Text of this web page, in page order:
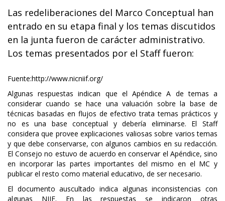
Las redeliberaciones del Marco Conceptual han
entrado en su etapa final y los temas discutidos
en la junta fueron de carácter administrativo.
Los temas presentados por el Staff fueron:
Fuente:http://www.nicniif.org/
Algunas respuestas indican que el Apéndice A de temas a
considerar cuando se hace una valuación sobre la base de
técnicas basadas en flujos de efectivo trata temas prácticos y
no es una base conceptual y debería eliminarse. El Staff
considera que provee explicaciones valiosas sobre varios temas
y que debe conservarse, con algunos cambios en su redacción.
El Consejo no estuvo de acuerdo en conservar el Apéndice, sino
en incorporar las partes importantes del mismo en el MC y
publicar el resto como material educativo, de ser necesario.
El documento auscultado indica algunas inconsistencias con
algunas NIIF. En las respuestas se indicaron otras